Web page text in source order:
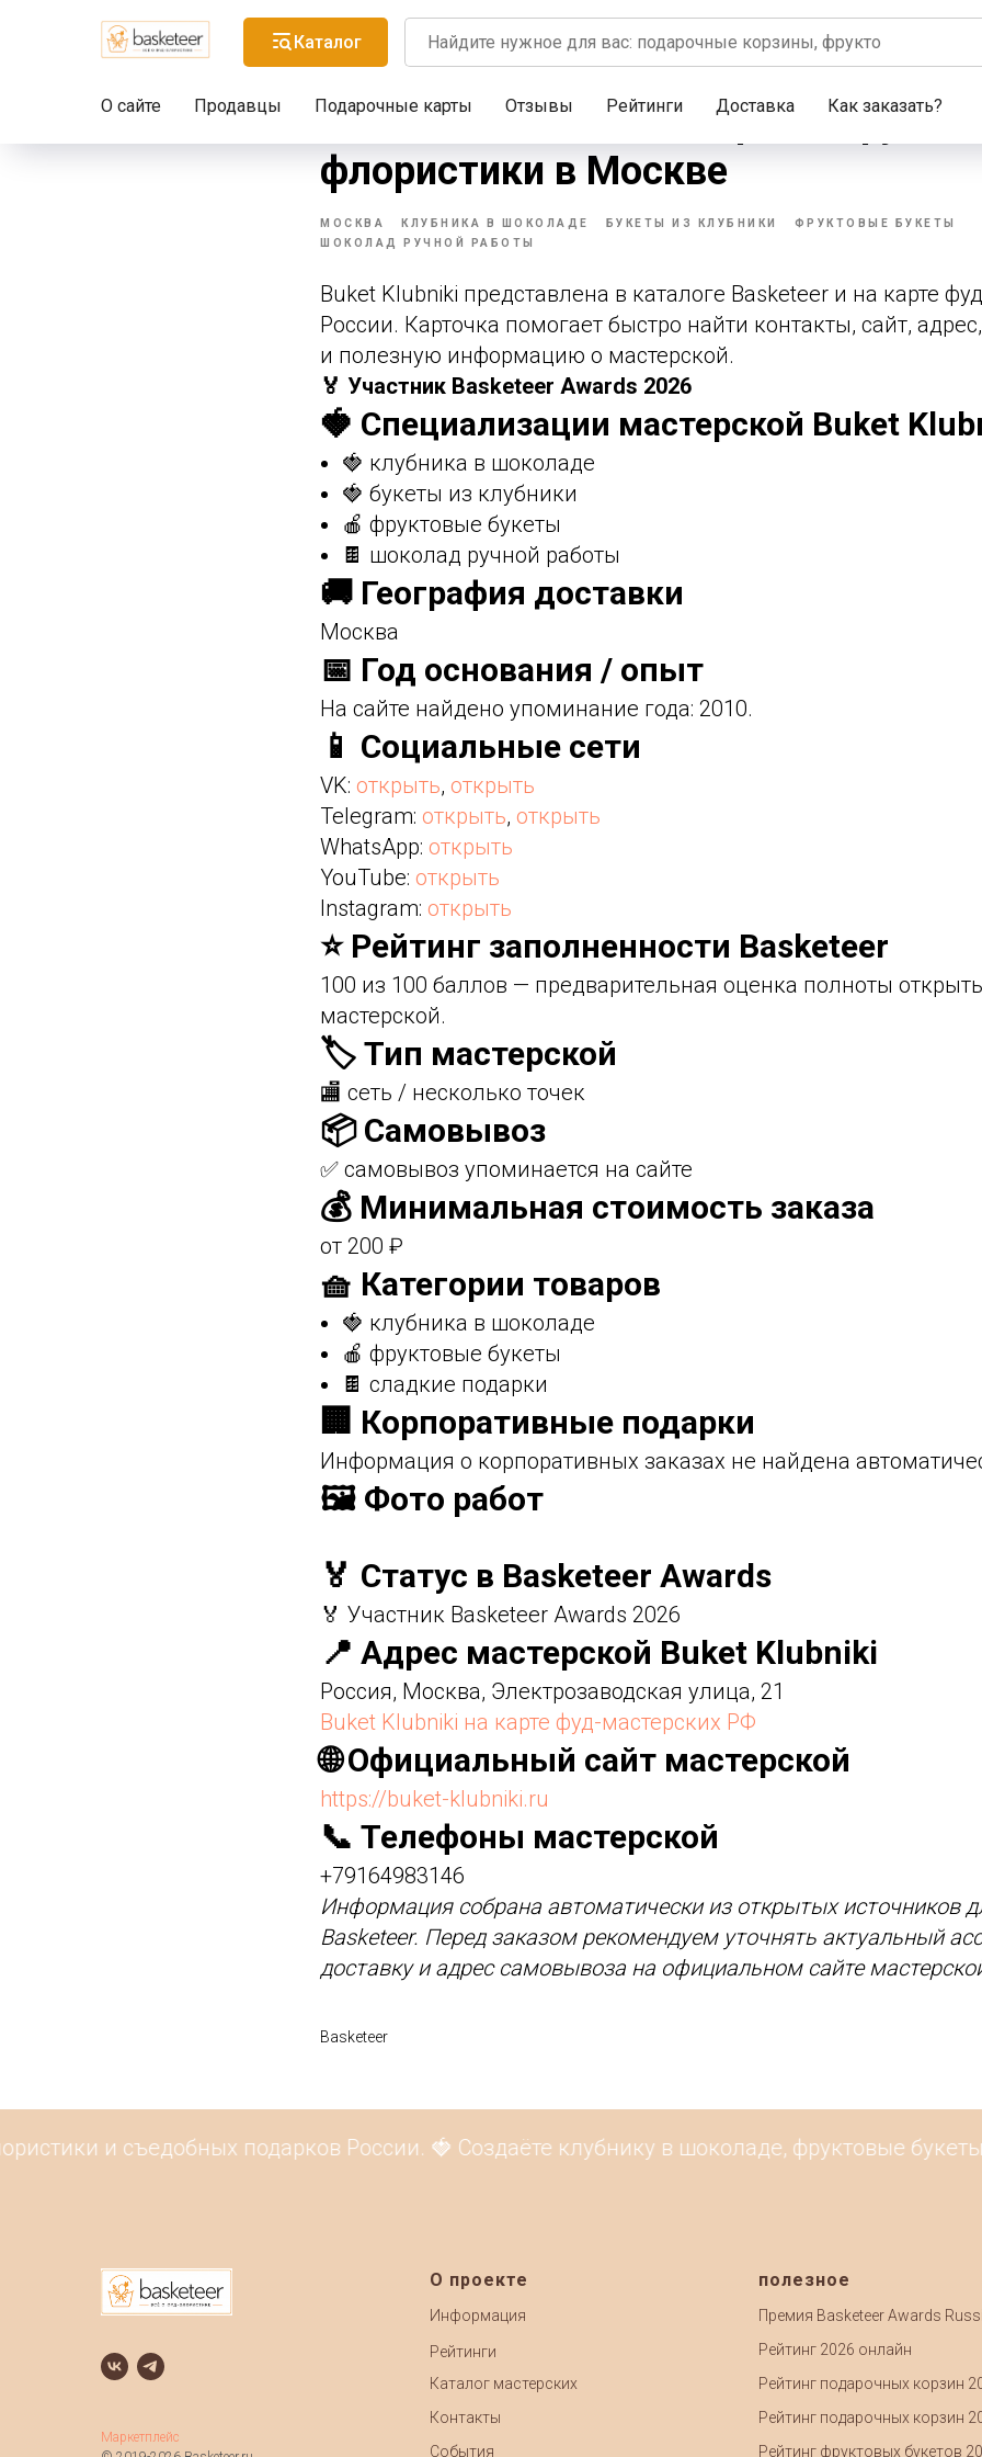
Каталог
О сайте Продавцы Подарочные карты Отзывы Рейтинги Доставка Как заказать?
Buket Klubniki — мастерская фуд-
флористики в Москве
МОСКВА КЛУБНИКА В ШОКОЛАДЕ БУКЕТЫ ИЗ КЛУБНИКИ
ФРУКТОВЫЕ БУКЕТЫ
ШОКОЛАД РУЧНОЙ РАБОТЫ
Buket Klubniki представлена в каталоге Basketeer и на карте
России. Карточка помогает быстро найти контакты, сайт,
и полезную информацию о мастерской.
🏅 Участник Basketeer Awards 2026
🍓 Специализации мастерской Buket
🍓 клубника в шоколаде
🍓 букеты из клубники
🍎 фруктовые букеты
🍫 шоколад ручной работы
🚚 География доставки
Москва
📅 Год основания / опыт
На сайте найдено упоминание года: 2010.
📱 Социальные сети
VK: открыть, открыть
Telegram: открыть, открыть
WhatsApp: открыть
YouTube: открыть
Instagram: открыть
⭐ Рейтинг заполненности Basketeer
100 из 100 баллов — предварительная оценка полноты
мастерской.
🏷️ Тип мастерской
🏬 сеть / несколько точек
📦 Самовывоз
✅ самовывоз упоминается на сайте
💰 Минимальная стоимость заказа
от 200 ₽
🧺 Категории товаров
🍓 клубника в шоколаде
🍎 фруктовые букеты
🍫 сладкие подарки
🏢 Корпоративные подарки
Информация о корпоративных заказах не найдена
🖼️ Фото работ
🏅 Статус в Basketeer Awards
🏅 Участник Basketeer Awards 2026
📍 Адрес мастерской Buket Klubniki
Россия, Москва, Электрозаводская улица, 21
Buket Klubniki на карте фуд-мастерских РФ
🌐 Официальный сайт мастерской
https://buket-klubniki.ru
📞 Телефоны мастерской
+79164983146
Информация собрана автоматически из открытых источников
Basketeer. Перед заказом рекомендуем уточнять актуальный
доставку и адрес самовывоза на официальном сайте
Basketeer
и съедобных подарков России. 🍓 Создаёте клубнику в шоколаде, фруктовые
Маркетплейс
О проекте
Информация
Рейтинги
Каталог мастерских
Контакты
События
полезное
Премия Basketeer Awards
Рейтинг 2026 онлайн
Рейтинг подарочных корзин
Рейтинг подарочных корзин
Рейтинг фруктовых букетов